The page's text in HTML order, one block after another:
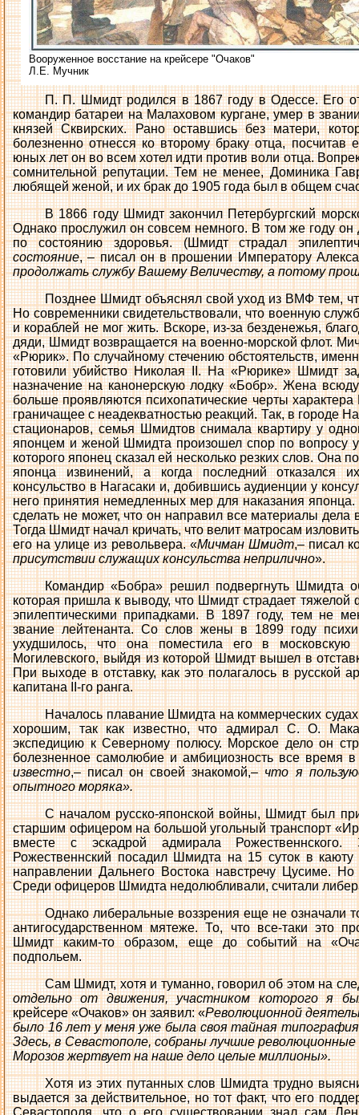
Вооруженное восстание на крейсере "Очаков"
Л.Е. Мучник
П. П. Шмидт родился в 1867 году в Одессе. Его
командир батареи на Малаховом кургане, умер в
князей Сквирских. Рано оставшись без матери,
болезненно отнесся ко второму браку отца, посчитав
юных лет он во всем хотел идти против воли отца.
сомнительной репутации. Тем не менее, Доминика
любящей женой, и их брак до 1905 года был в общем
В 1866 году Шмидт закончил Петербургский
Однако прослужил он совсем немного. В том же году
по состоянию здоровья. (Шмидт страдал
состояние, – писал он в прошении Императору
продолжать службу Вашему Величеству, а потому
Позднее Шмидт объяснял свой уход из ВМФ тем,
Но современники свидетельствовали, что военную
и кораблей не мог жить. Вскоре, из-за безденежья,
дяди, Шмидт возвращается на военно-морской флот.
«Рюрик». По случайному стечению обстоятельств,
готовили убийство Николая II. На «Рюрике» Шмидт
назначение на канонерскую лодку «Бобр». Жена
больше проявляются психопатические черты
граничащее с неадекватностью реакций. Так, в городе
стационаров, семья Шмидтов снимала квартиру у
японцем и женой Шмидта произошел спор по вопросу
которого японец сказал ей несколько резких слов. Она
японца извинений, а когда последний отказался
консульство в Нагасаки и, добившись аудиенции у
него принятия немедленных мер для наказания
сделать не может, что он направил все материалы
Тогда Шмидт начал кричать, что велит матросам
его на улице из револьвера. «Мичман Шмидт,– писал
присутствии служащих консульства неприлично».
Командир «Бобра» решил подвергнуть Шмидта
которая пришла к выводу, что Шмидт страдает тяжелой
эпилептическими припадками. В 1897 году, тем не
звание лейтенанта. Со слов жены в 1899 году
ухудшилось, что она поместила его в московскую
Могилевского, выйдя из которой Шмидт вышел в
При выходе в отставку, как это полагалось в русской
капитана II-го ранга.
Началось плавание Шмидта на коммерческих
хорошим, так как известно, что адмирал С. О.
экспедицию к Северному полюсу. Морское дело он
болезненное самолюбие и амбициозность все время
известно,– писал он своей знакомой,–что я
опытного моряка».
С началом русско-японской войны, Шмидт был
старшим офицером на большой угольный транспорт
вместе с эскадрой адмирала
Рожественнский посадил Шмидта на 15 суток в
направлении Дальнего Востока навстречу Цусиме.
Среди офицеров Шмидта недолюбливали, считали
Однако либеральные воззрения еще не означали
антигосударственном мятеже. То, что все-таки это
Шмидт каким-то образом, еще до событий на
подпольем.
Сам Шмидт, хотя и туманно, говорил об этом на
отдельно от движения, участником которого я
крейсере «Очаков» он заявил: «Революционной
было 16 лет у меня уже была своя тайная
Здесь, в Севастополе, собраны лучшие
Морозов жертвует на наше дело целые миллионы».
Хотя из этих путанных слов Шмидта трудно
выдается за действительное, но тот факт, что его
Севастополя, что о его существовании знал сам